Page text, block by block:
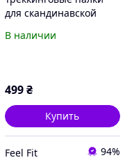
для скандинавской
В наличии
499₴
Купить
Feel Fit 94%